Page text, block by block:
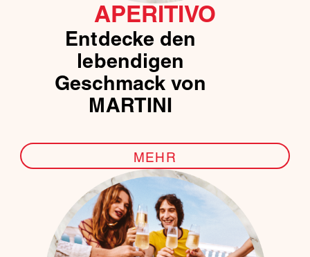
APERITIVO
Entdecke den
lebendigen
Geschmack von
MARTINI
MEHR